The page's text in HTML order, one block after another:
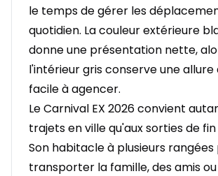
le temps de gérer les
quotidien. La couleur extérieure
donne une présentation nette,
l'intérieur gris conserve une
facile à agencer.
Le Carnival EX 2026 convient
trajets en ville qu'aux sorties de
Son habitacle à plusieurs
transporter la famille, des amis